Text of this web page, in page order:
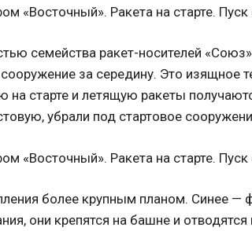
семейства ракет-носителей
за середину. Это изящное
на старте и летящую ракеты
убрали под стартовое
более крупным планом. Синее
они крепятся на башне и